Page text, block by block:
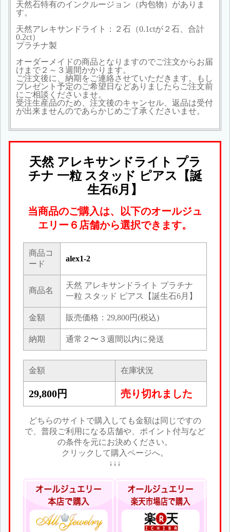
天然石特有のインクルージョン（内包物）がありま
す。
天然アレキサンドライト：２石（0.1ctが２石、合計
0.2ct）
プラチナ製
オーダーメイドの商品となりますのでご注文からお届
けまで２～３週間かかります。
ご注文後に、納期をご連絡させていただきます。もし
プレゼント予定のご希望日などありましたらご注文前
にご相談くださいませ。
受注生産品のため、注文後のキャンセル、返品は受付
が出来ませんのであらかじめご了承くださいませ。
天然 アレキサンドライト プラ
チナ 一粒 スタッド ピアス【誕
生石6月】
当商品のご購入は、以下のオールジュ
エリー６店舗から選択できます。
商品コ
ード
alex1-2
商品名
天然 アレキサンドライト プラチナ
一粒 スタッド ピアス【誕生石6月】
金額 販売価格：29,800円(税込)
納期 通常２〜３週間以内に発送
金額 在庫状況
29,800円 売り切れました
どちらのサイトで購入しても金額は同じですの
で、普段ご利用になる店舗や、ポイント付与など
の条件を元にお決めください。
クリックして購入ページへ。
↓↓↓